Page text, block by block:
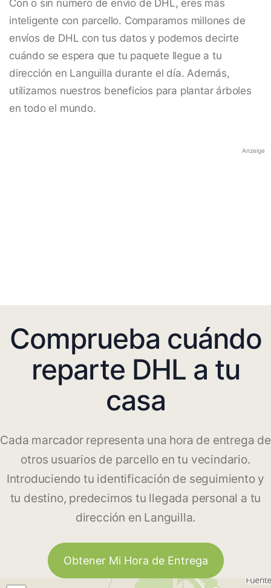
Con o sin número de envío de DHL, eres más
inteligente con parcello. Comparamos millones de
envíos de DHL con tus datos y podemos decirte
cuándo se espera que tu paquete llegue a tu
dirección en Languilla durante el día. Además,
utilizamos nuestros beneficios para plantar árboles
en todo el mundo.
Anzeige
Comprueba cuándo
reparte DHL a tu
casa
Cada marcador representa una hora de entrega de
otros usuarios de parcello en tu vecindario.
Introduciendo tu identificación de seguimiento y
tu destino, predecimos tu llegada personal a tu
dirección en Languilla.
Obtener Mi Hora de Entrega